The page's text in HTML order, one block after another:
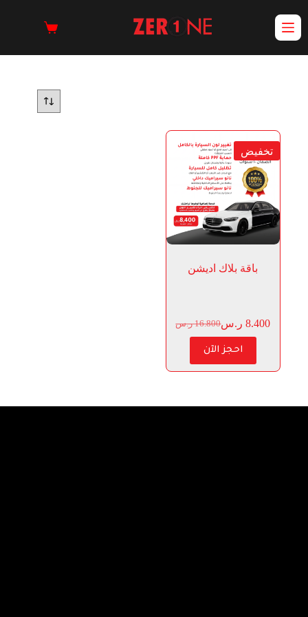
تخفيض
باقة بلاك اديشن
16.800 ر.س 8.400 ر.س
احجز الآن